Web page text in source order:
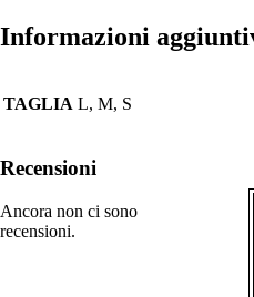
Informazioni
TAGLIA L, M, S
Recensioni
Ancora non ci sono
recensioni.